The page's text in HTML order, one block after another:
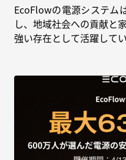
EcoFlowの電源システム
し、地域社会への貢献と
強い存在として活躍してい